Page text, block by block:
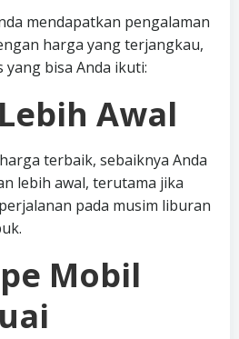
mendapatkan pengalaman
harga yang terjangkau,
bisa Anda ikuti:
Awal
terbaik, sebaiknya Anda
lebih awal, terutama jika
pada musim liburan
Mobil